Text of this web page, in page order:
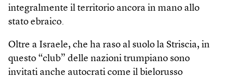
integralmente il territorio ancora in mano allo
stato ebraico.
Oltre a Israele, che ha raso al suolo la Striscia, in
questo “club” delle nazioni trumpiano sono
invitati anche autocrati come il bielorusso